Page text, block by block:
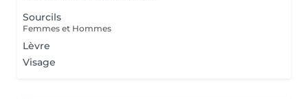
Sourcils
Femmes et Hommes
Lèvre
Visage